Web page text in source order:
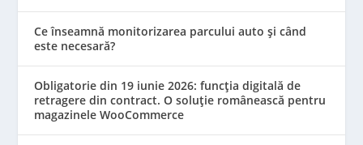
Ce înseamnă monitorizarea parcului auto și când
este necesară?
Obligatorie din 19 iunie 2026: funcția digitală de
retragere din contract. O soluție românească pentru
magazinele WooCommerce